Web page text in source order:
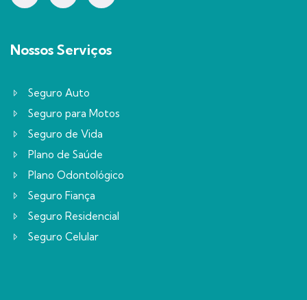
Nossos Serviços
Seguro Auto
Seguro para Motos
Seguro de Vida
Plano de Saúde
Plano Odontológico
Seguro Fiança
Seguro Residencial
Seguro Celular